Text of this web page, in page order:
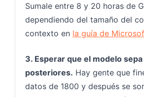
Sumale entre 8 y 20 horas de
dependiendo del tamaño del
contexto en la guía de
3. Esperar que el modelo
posteriores. Hay gente que
datos de 1800 y después se